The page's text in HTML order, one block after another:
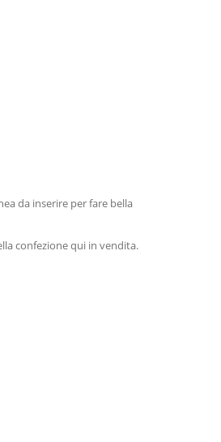
da inserire per fare bella
confezione qui in vendita.